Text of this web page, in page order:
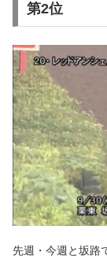
第2位
先週・今週と坂路